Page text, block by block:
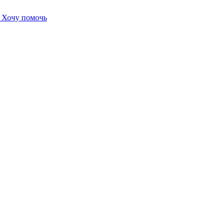
Хочу помочь